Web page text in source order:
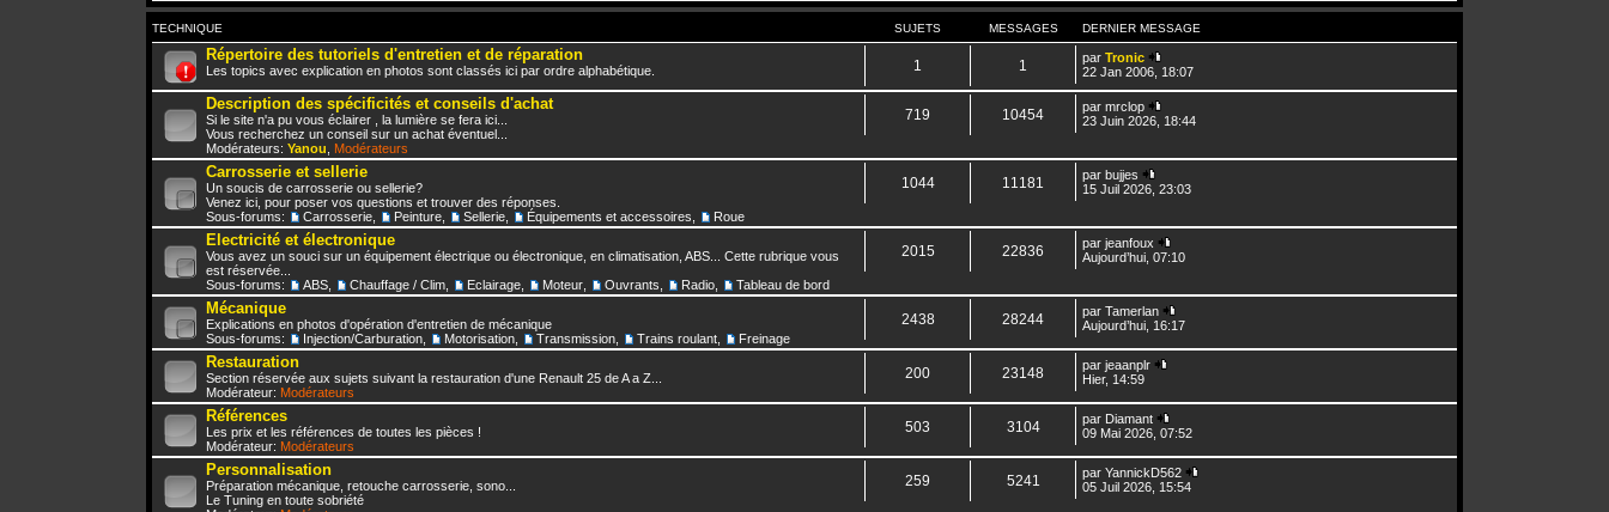
TECHNIQUE SUJETS MESSAGES DERNIER MESSAGE
Répertoire des tutoriels d'entretien et de réparation
Les topics avec explication en photos sont classés ici par ordre alphabétique. 1 1 parTronic
22 Jan 2006, 18:07
Description des spécificités et conseils d'achat
Si le site n'a pu vous éclairer , la lumière se fera ici...
Vous recherchez un conseil sur un achat éventuel...
Modérateurs: Yanou Modérateurs
719 10454 parmrclop
23 Juin 2026, 18:44
Carrosserie et sellerie
Un soucis de carrosserie ou sellerie?
Venez ici, pour poser vos questions et trouver des réponses.
Sous-forums:
Carrosserie Peinture Sellerie Équipements et accessoires Roue
1044 11181 parbujjes
15 Juil 2026, 23:03
Electricité et électronique
Vous avez un souci sur un équipement électrique ou électronique, en climatisation, ABS... Cette rubrique vous
est réservée...
Sous-forums:
ABS Chauffage / Clim Eclairage Moteur Ouvrants Radio Tableau de bord
2015 22836 parjeanfoux
Aujourd’hui, 07:10
Mécanique
Explications en photos d'opération d'entretien de mécanique
Sous-forums:
Injection/Carburation Motorisation Transmission Trains roulant Freinage
2438 28244 parTamerlan
Aujourd’hui, 16:17
Restauration
Section réservée aux sujets suivant la restauration d'une Renault 25 de A a Z...
Modérateur: Modérateurs
200 23148 parjeaanplr
Hier, 14:59
Références
Les prix et les références de toutes les pièces !
Modérateur: Modérateurs
503 3104 par Diamant
09 Mai 2026, 07:52
Personnalisation
Préparation mécanique, retouche carrosserie, sono...
Le Tuning en toute sobriété
259 5241 parYannickD562
05 Juil 2026, 15:54